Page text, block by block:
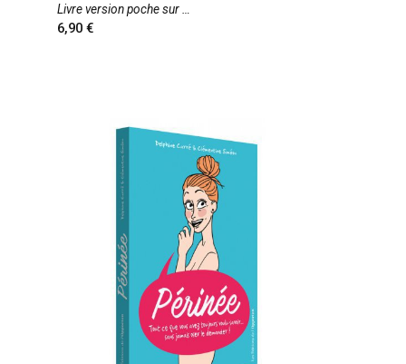
Livre version poche sur
6,90